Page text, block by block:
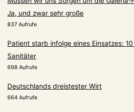
Ja, und zwar sehr große
837 Aufrufe
Patient starb infolge eines Einsatzes:
Sanitäter
698 Aufrufe
Deutschlands dreistester Wirt
664 Aufrufe